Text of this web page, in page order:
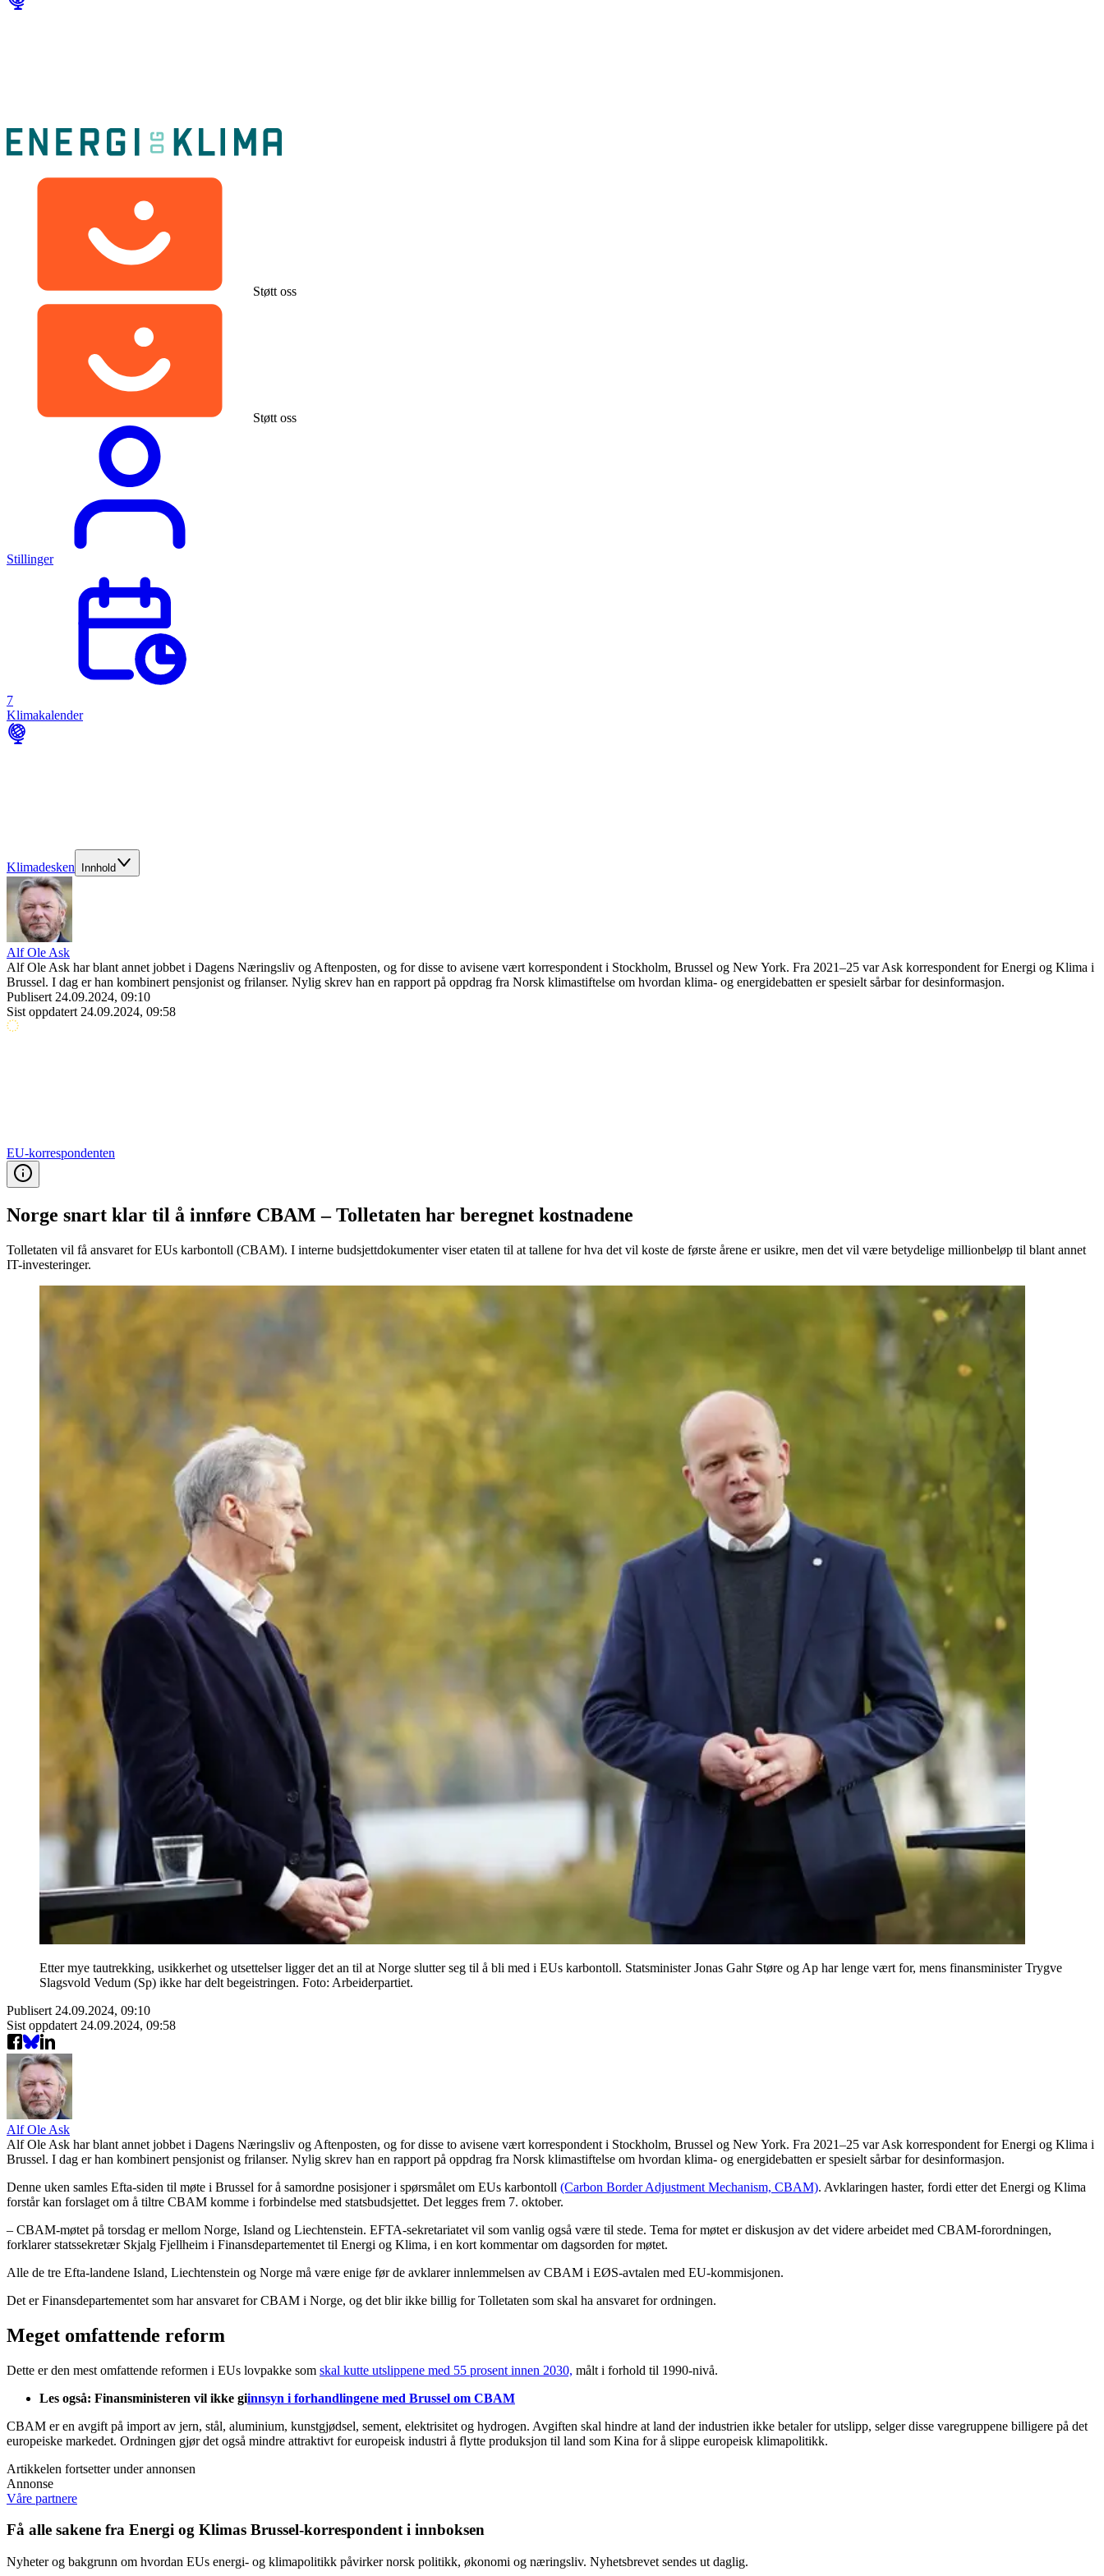
Støtt oss
Støtt oss
Stillinger
7
Klimakalender
Klimadesken Innhold
Alf Ole Ask
Alf Ole Ask har blant annet jobbet i Dagens Næringsliv og Aftenposten, og for disse to avisene vært korrespondent i Stockholm, Brussel og New York. Fra 2021–25 var Ask korrespondent for Energi og Klima i
Brussel. I dag er han kombinert pensjonist og frilanser. Nylig skrev han en rapport på oppdrag fra Norsk klimastiftelse om hvordan klima- og energidebatten er spesielt sårbar for desinformasjon.
Publisert 24.09.2024, 09:10
Sist oppdatert 24.09.2024, 09:58
EU-korrespondenten
Norge snart klar til å innføre CBAM – Tolletaten har beregnet kostnadene
Tolletaten vil få ansvaret for EUs karbontoll (CBAM). I interne budsjettdokumenter viser etaten til at tallene for hva det vil koste de første årene er usikre, men det vil være betydelige millionbeløp til blant annet
IT-investeringer.
Etter mye tautrekking, usikkerhet og utsettelser ligger det an til at Norge slutter seg til å bli med i EUs karbontoll. Statsminister Jonas Gahr Støre og Ap har lenge vært for, mens finansminister Trygve
Slagsvold Vedum (Sp) ikke har delt begeistringen. Foto: Arbeiderpartiet.
Publisert 24.09.2024, 09:10
Sist oppdatert 24.09.2024, 09:58
Alf Ole Ask
Alf Ole Ask har blant annet jobbet i Dagens Næringsliv og Aftenposten, og for disse to avisene vært korrespondent i Stockholm, Brussel og New York. Fra 2021–25 var Ask korrespondent for Energi og Klima i
Brussel. I dag er han kombinert pensjonist og frilanser. Nylig skrev han en rapport på oppdrag fra Norsk klimastiftelse om hvordan klima- og energidebatten er spesielt sårbar for desinformasjon.
Denne uken samles Efta-siden til møte i Brussel for å samordne posisjoner i spørsmålet om EUs karbontoll (Carbon Border Adjustment Mechanism, CBAM). Avklaringen haster, fordi etter det Energi og Klima
forstår kan forslaget om å tiltre CBAM komme i forbindelse med statsbudsjettet. Det legges frem 7. oktober.
– CBAM-møtet på torsdag er mellom Norge, Island og Liechtenstein. EFTA-sekretariatet vil som vanlig også være til stede. Tema for møtet er diskusjon av det videre arbeidet med CBAM-forordningen,
forklarer statssekretær Skjalg Fjellheim i Finansdepartementet til Energi og Klima, i en kort kommentar om dagsorden for møtet.
Alle de tre Efta-landene Island, Liechtenstein og Norge må være enige før de avklarer innlemmelsen av CBAM i EØS-avtalen med EU-kommisjonen.
Det er Finansdepartementet som har ansvaret for CBAM i Norge, og det blir ikke billig for Tolletaten som skal ha ansvaret for ordningen.
Meget omfattende reform
Dette er den mest omfattende reformen i EUs lovpakke som skal kutte utslippene med 55 prosent innen 2030, målt i forhold til 1990-nivå.
Les også: Finansministeren vil ikke giinnsyn i forhandlingene med Brussel om CBAM
CBAM er en avgift på import av jern, stål, aluminium, kunstgjødsel, sement, elektrisitet og hydrogen. Avgiften skal hindre at land der industrien ikke betaler for utslipp, selger disse varegruppene billigere på det
europeiske markedet. Ordningen gjør det også mindre attraktivt for europeisk industri å flytte produksjon til land som Kina for å slippe europeisk klimapolitikk.
Artikkelen fortsetter under annonsen
Annonse
Våre partnere
Få alle sakene fra Energi og Klimas Brussel-korrespondent i innboksen
Nyheter og bakgrunn om hvordan EUs energi- og klimapolitikk påvirker norsk politikk, økonomi og næringsliv. Nyhetsbrevet sendes ut daglig.